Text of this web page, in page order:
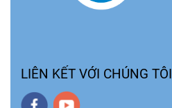
LIÊN KẾT VỚI CHÚNG TÔI